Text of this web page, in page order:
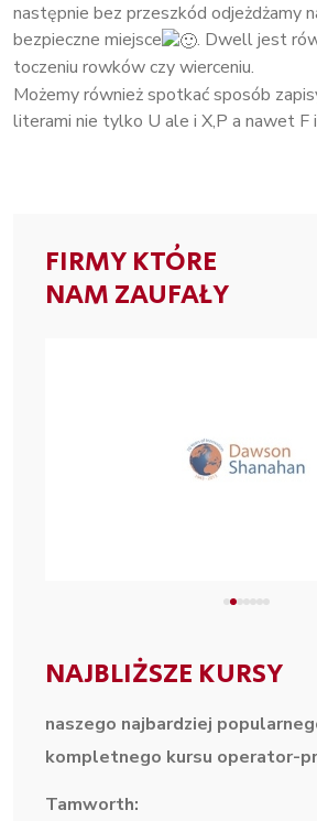
następnie bez przeszkód odjeżdżamy
bezpieczne miejsce
. Dwell jest
toczeniu rowków czy wierceniu.
Możemy również spotkać sposób
literami nie tylko U ale i X,P a nawet F
FIRMY KTÓRE
NAM ZAUFAŁY
NAJBLIŻSZE KURSY
naszego najbardziej
kompletnego kursu operator-
Tamworth: